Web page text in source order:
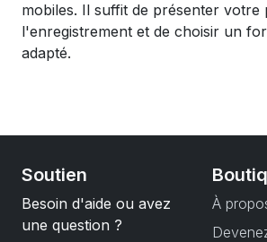
mobiles. Il suffit de présenter
l'enregistrement et de choisir un
adapté.
Soutien
Besoin d'aide ou avez
une question ?
À